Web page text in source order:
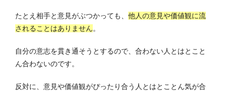
たとえ相手と意見がぶつかっても、 他人の意見や価値観に流
されることはありません。
自分の意志を貫き通そうとするので、合わない人とはとこと
ん合わないのです。
反対に、意見や価値観がぴったり合う人とはとことん気が合